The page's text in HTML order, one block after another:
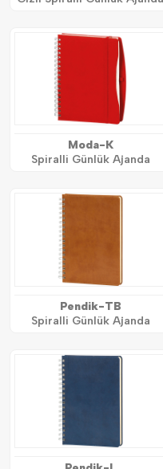
Moda-K
Spiralli Günlük Ajanda
Pendik-TB
Spiralli Günlük Ajanda